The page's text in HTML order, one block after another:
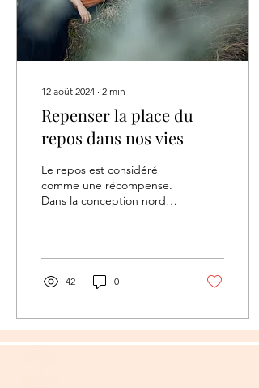
12 août 2024 ∙ 2 min
Repenser la place du
repos dans nos vies
Le repos est considéré
comme une récompense.
Dans la conception nord-
42 0